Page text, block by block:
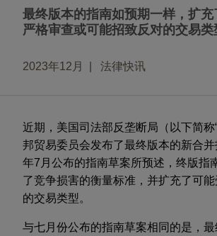
最终版本的指南如预期一样，扩
严格审查或可能招致反对的交易类
2023年12月 法律快讯
近期，美国司法部反垄断局（以下简称
邦贸易委员会发布了最终版本的新合
年7月公布的指南草案所预述，终版指
了竞争损害的衡量标准，并扩充了可
的交易类型。
与七月份公布的指南草案相同的是，